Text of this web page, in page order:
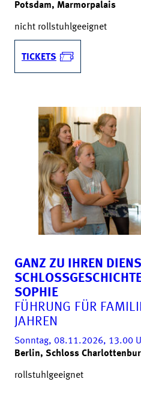
Potsdam, Marmorpalais
nicht rollstuhlgeeignet
TICKETS
GANZ ZU IHREN
SOPHIE
FÜHRUNG FÜR
JAHREN
Sonntag, 08.11.2026, 13.00
Berlin, Schloss
rollstuhlgeeignet